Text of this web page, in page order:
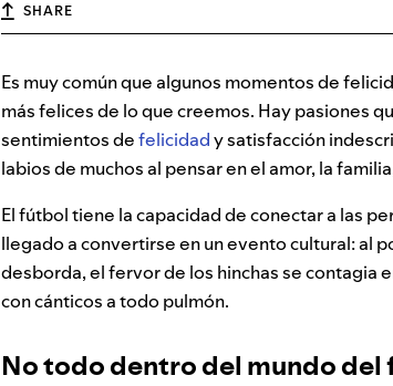
SHARE
Es muy común que algunos momentos de
más felices de lo que creemos. Hay pasiones
sentimientos defelicidady satisfacción
labios de muchos al pensar en el amor, la
El fútbol tiene la capacidad de conectar a las
llegado a convertirse en un evento cultural: al
desborda, el fervor de los hinchas se contagia
con cánticos a todo pulmón.
No todo dentro del mundo del